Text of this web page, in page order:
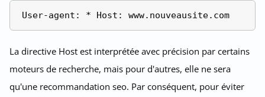
La directive Host est interprétée avec précision par certains
moteurs de recherche, mais pour d'autres, elle ne sera
qu'une recommandation seo. Par conséquent, pour éviter